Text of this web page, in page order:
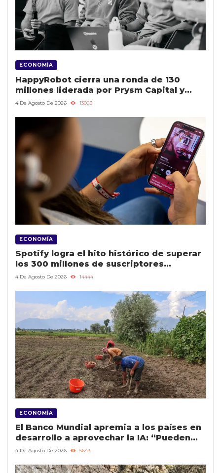
ECONOMÍA
HappyRobot cierra una ronda de 130
millones liderada por Prysm Capital y
Eurazeo
4 De Agosto De 2026 13023
ECONOMÍA
Spotify logra el hito histórico de superar
los 300 millones de suscriptores
Premium
4 De Agosto De 2026 14444
ECONOMÍA
El Banco Mundial apremia a los países en
desarrollo a aprovechar la IA: “Pueden
lograr en una década lo que les llevaría
4 De Agosto De 2026 5643